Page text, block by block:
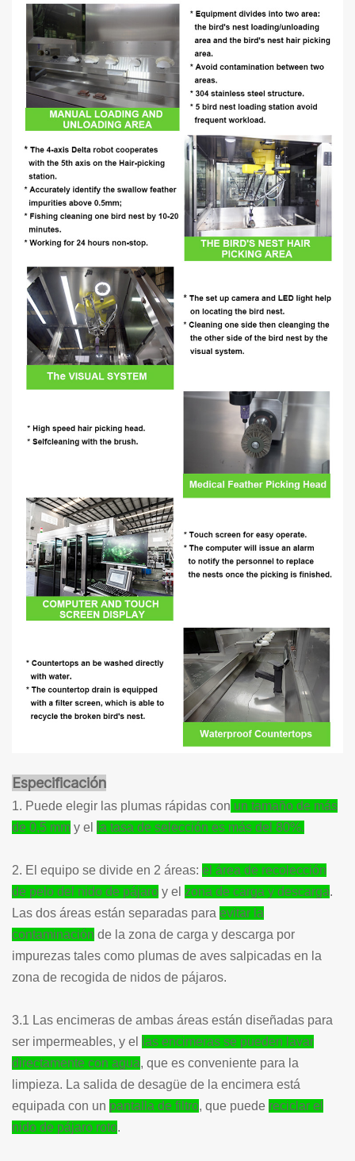
Especificación
1. Puede elegir las plumas rápidas con un tamaño de más
de 0,5 mm y el la tasa de selección es más del 80%.
2. El equipo se divide en 2 áreas: el área de recolección
de pelo del nido de pájaro y el zona de carga y descarga.
Las dos áreas están separadas para evitar la
contaminación de la zona de carga y descarga por
impurezas tales como plumas de aves salpicadas en la
zona de recogida de nidos de pájaros.
3.1 Las encimeras de ambas áreas están diseñadas para
ser impermeables, y el
las encimeras se pueden lavar
directamente con agua, que es conveniente para la
limpieza. La salida de desagüe de la encimera está
equipada con un pantalla de filtro, que puede reciclar el
nido de pájaro roto.